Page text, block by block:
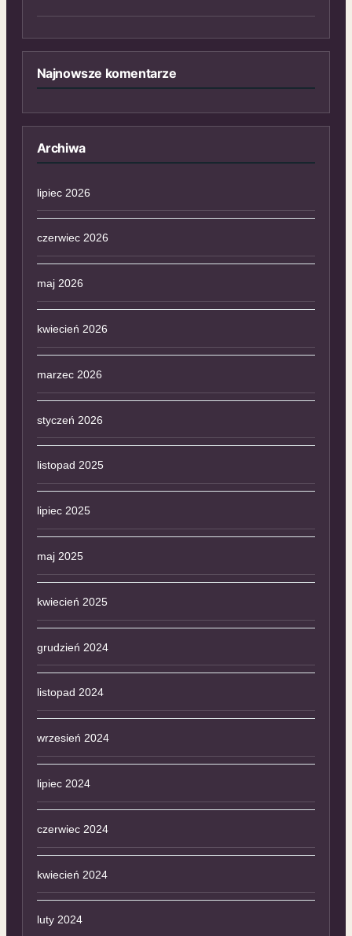
Najnowsze komentarze
Archiwa
lipiec 2026
czerwiec 2026
maj 2026
kwiecień 2026
marzec 2026
styczeń 2026
listopad 2025
lipiec 2025
maj 2025
kwiecień 2025
grudzień 2024
listopad 2024
wrzesień 2024
lipiec 2024
czerwiec 2024
kwiecień 2024
luty 2024